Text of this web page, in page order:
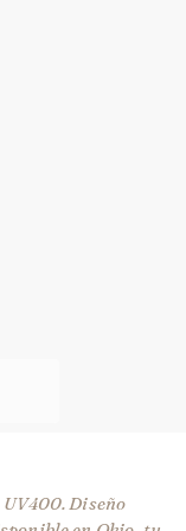
UV400. Diseño